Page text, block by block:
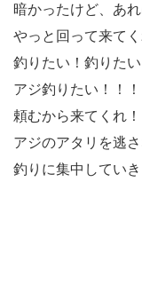
暗かったけど、あ
やっと回って来て
釣りたい！釣りたい
アジ釣りたい！！！
頼むから来てくれ
アジのアタリを逃
釣りに集中していき